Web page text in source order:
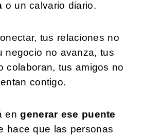
o un calvario diario.
tus relaciones no
negocio no avanza, tus
colaboran, tus amigos no
contigo.
engenerar ese puente
hace que las personas